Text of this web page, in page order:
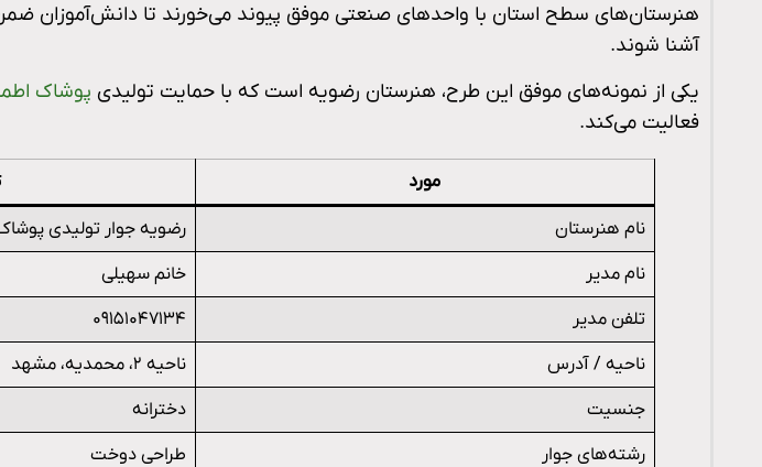
هنرستان‌های سطح استان با واحدهای صنعتی موفق پیوند می‌خورند تا دانش‌آموزان
آشنا شوند.
یکی از نمونه‌های موفق این طرح، هنرستان رضویه است که با حمایت تولیدی پوشاک
فعالیت می‌کند.
مورد
نام هنرستان
رضویه جوار تولیدی
نام مدیر
خانم سهیلی
تلفن مدیر
۰۹۱۵۱۰۴۷۱۳۴
ناحیه / آدرس
ناحیه ۲، محمدیه، مشهد
جنسیت
دخترانه
رشته‌های جوار
طراحی دوخت